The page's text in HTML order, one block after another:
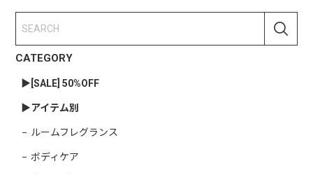
CATEGORY
▶︎[SALE] 50%OFF
▶︎アイテム別
ルームフレグランス
ボディケア